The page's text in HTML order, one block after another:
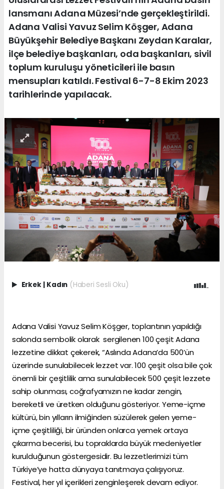
lansmanı Adana Müzesi’nde gerçekleştirildi.
Adana Valisi Yavuz Selim Köşger, Adana
Büyükşehir Belediye Başkanı Zeydan Karalar,
ilçe belediye başkanları, oda başkanları, sivil
toplum kuruluşu yöneticileri ile basın
mensupları katıldı. Festival 6-7-8 Ekim 2023
tarihlerinde yapılacak.
Erkek | Kadın (Haberi Sesli Oku)
Adana Valisi Yavuz Selim Köşger, toplantının yapıldığı
salonda sembolik olarak sergilenen 100 çeşit Adana
lezzetine dikkat çekerek, “Aslında Adana’da 500’ün
üzerinde sunulabilecek lezzet var. 100 çeşit olsa bile çok
önemli bir çeşitlilik ama sunulabilecek 500 çeşit lezzete
sahip olunması, coğrafyamızın ne kadar zengin,
bereketli ve üretken olduğunu gösteriyor. Yeme-içme
kültürü, bin yılların ilmiğinden süzülerek gelen yeme-
içme çeşitliliği, bir üründen onlarca yemek ortaya
çıkarma becerisi, bu topraklarda büyük medeniyetler
kurulduğunun göstergesidir. Bu lezzetlerimizi tüm
Türkiye’ye hatta dünyaya tanıtmaya çalışıyoruz.
Festival, her yıl içerikleri zenginleşerek devam ediyor.